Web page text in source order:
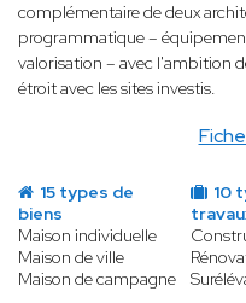
complémentaire de deux
programmatique ­–
valorisation – avec l'ambition
étroit avec les sites investis.
15 types de
biens
Maison individuelle
Maison de ville
Maison de campagne
10